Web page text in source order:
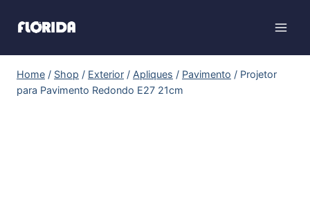
Home / Shop / Exterior / Apliques / Pavimento / Projetor
para Pavimento Redondo E27 21cm